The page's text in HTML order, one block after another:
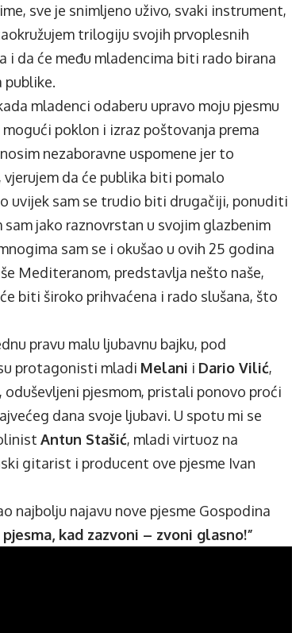
sve je snimljeno uživo, svaki instrument,
trilogiju svojih prvoplesnih
i da će među mladencima biti rado birana
publike.
mladenci odaberu upravo moju pjesmu
poklon i izraz poštovanja prema
nezaboravne uspomene jer to
da će publika biti pomalo
uvijek sam se trudio biti drugačiji, ponuditi
jako raznovrstan u svojim glazbenim
sam se i okušao u ovih 25 godina
Mediteranom, predstavlja nešto naše,
biti široko prihvaćena i rado slušana, što
pravu malu ljubavnu bajku, pod
protagonisti mladi Melani i Dario Vilić,
oduševljeni pjesmom, pristali ponovo proći
dana svoje ljubavi. U spotu mi se
Antun Stašić, mladi virtuoz na
gitarist i producent ove pjesme Ivan
najbolju najavu nove pjesme Gospodina
pjesma, kad zazvoni – zvoni glasno!”